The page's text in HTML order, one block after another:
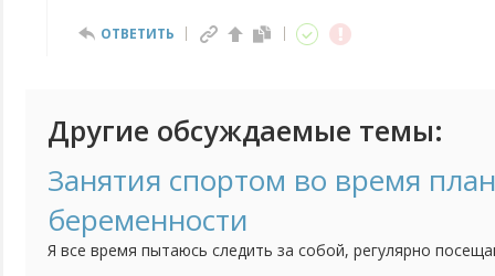
ОТВЕТИТЬ
Другие обсуждаемые темы:
Занятия спортом во время
беременности
Я все время пытаюсь следить за собой, регулярно